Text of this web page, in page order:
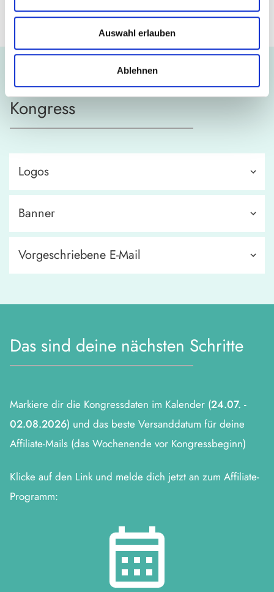
Auswahl erlauben
Ablehnen
Exklusive Werbemittel zum
Kongress
Logos
Banner
Vorgeschriebene E-Mail
Das sind deine nächsten Schritte
Markiere dir die Kongressdaten im Kalender (24.07. -
02.08.2026) und das beste Versanddatum für deine
Affiliate-Mails (das Wochenende vor Kongressbeginn)
Klicke auf den Link und melde dich jetzt an zum Affiliate-
Programm: